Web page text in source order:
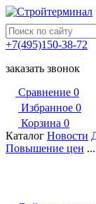
+7(495)150-38-72
заказать звонок
Сравнение 0
Избранное 0
Корзина 0
Каталог Новости
Повышение цен ...